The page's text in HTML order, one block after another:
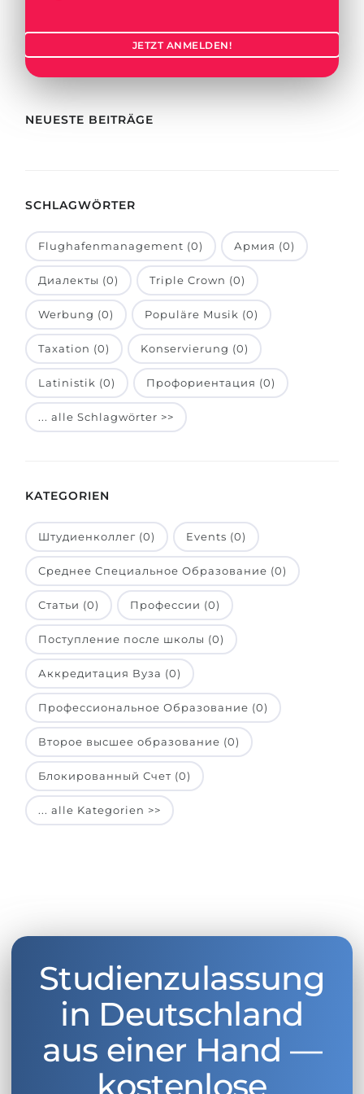
BERUFE
Beispiel-Stellenangebote
Holland-Test
Interessenkarte-Test
RIASEC-Test
Erfolgzu
100%
Unsere Studierenden werden
BERATUNG!
BEWERBEN FÜR FACHRICHTUNG …
Medizin
Physik
BEWERBEN AUS …
Russland
Ukraine
Kasachstan
Aserbaidschan
Armenien
Belarus
Anderes Land
JETZT ANMELDEN!
NEUESTE BEITRÄGE
SCHLAGWÖRTER
Flughafenmanagement (0) Армия (0)
Диалекты (0) Triple Crown (0)
Werbung (0) Populäre Musik (0)
Taxation (0) Konservierung (0)
Latinistik (0) Профориентация (0)
... alle Schlagwörter >>
KATEGORIEN
Штудиенколлег (0) Events (0)
Среднее Специальное Образование (0)
Статьи (0) Профессии (0)
Поступление после школы (0)
Аккредитация Вуза (0)
Профессиональное Образование (0)
Второе высшее образование (0)
Блокированный Счет (0)
... alle Kategorien >>
Studienzulassung
in Deutschland
aus einer Hand —
kostenlose